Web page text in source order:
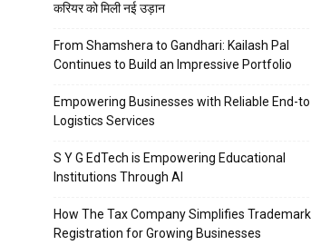
करियर को मिली नई उड़ान
From Shamshera to Gandhari: Kailash Pal
Continues to Build an Impressive Portfolio
Empowering Businesses with Reliable End-
Logistics Services
S Y G EdTech is Empowering Educational
Institutions Through AI
How The Tax Company Simplifies Trademark
Registration for Growing Businesses